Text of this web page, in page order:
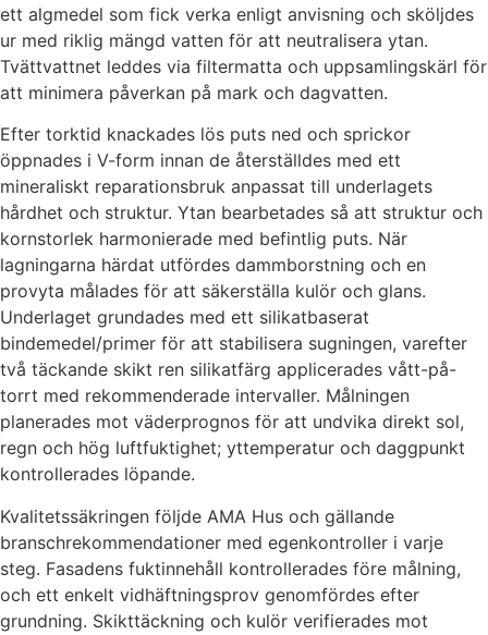
ett algmedel som fick verka enligt anvisning och sköljdes
ur med riklig mängd vatten för att neutralisera ytan.
Tvättvattnet leddes via filtermatta och uppsamlingskärl för
att minimera påverkan på mark och dagvatten.
Efter torktid knackades lös puts ned och sprickor
öppnades i V-form innan de återställdes med ett
mineraliskt reparationsbruk anpassat till underlagets
hårdhet och struktur. Ytan bearbetades så att struktur och
kornstorlek harmonierade med befintlig puts. När
lagningarna härdat utfördes dammborstning och en
provyta målades för att säkerställa kulör och glans.
Underlaget grundades med ett silikatbaserat
bindemedel/primer för att stabilisera sugningen, varefter
två täckande skikt ren silikatfärg applicerades vått-på-
torrt med rekommenderade intervaller. Målningen
planerades mot väderprognos för att undvika direkt sol,
regn och hög luftfuktighet; yttemperatur och daggpunkt
kontrollerades löpande.
Kvalitetssäkringen följde AMA Hus och gällande
branschrekommendationer med egenkontroller i varje
steg. Fasadens fuktinnehåll kontrollerades före målning,
och ett enkelt vidhäftningsprov genomfördes efter
grundning. Skikttäckning och kulör verifierades mot